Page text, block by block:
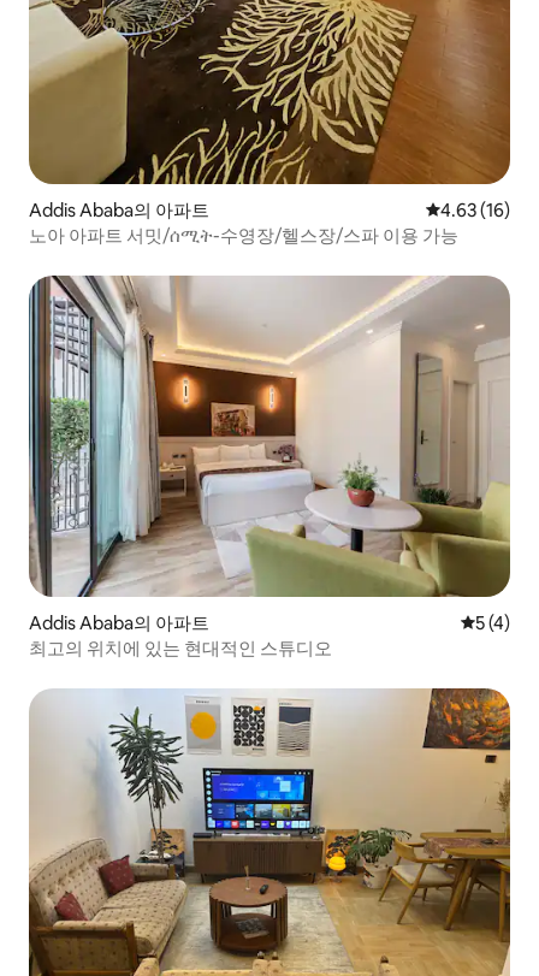
Addis Ababa의 아파트 평점 4.63점
4.63 (16)
노아 아파트 서밋/ሰሚት-수영장/헬스장/스파 이용 가능
Addis Ababa의 아파트 평점 5점
5 (4)
최고의 위치에 있는 현대적인 스튜디오